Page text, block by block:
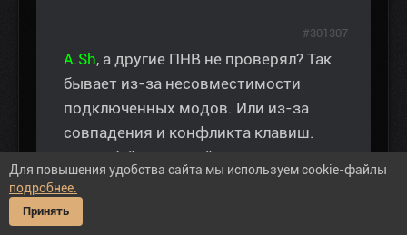
A.Sh, а другие ПНВ не проверял? Так
бывает из-за несовместимости
подключенных модов. Или из-за
совпадения и конфликта клавиш.
Попробуй в настройках изменить
клавишу включения ПНВ.
#301307
Для повышения удобства сайта мы используем cookie-файлы
подробнее.
Принять